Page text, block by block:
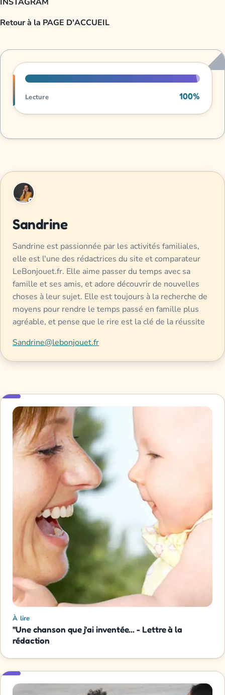
INSTAGRAM
Retour à la PAGE D'ACCUEIL
Progression de lecture
Lecture 100%
Sandrine
Sandrine est passionnée par les activités familiales,
elle est l'une des rédactrices du site et comparateur
LeBonjouet.fr. Elle aime passer du temps avec sa
famille et ses amis, et adore découvrir de nouvelles
choses à leur sujet. Elle est toujours à la recherche de
moyens pour rendre le temps passé en famille plus
agréable, et pense que le rire est la clé de la réussite
Sandrine@lebonjouet.fr
À lire
"Une chanson que j'ai inventée... - Lettre à la
rédaction